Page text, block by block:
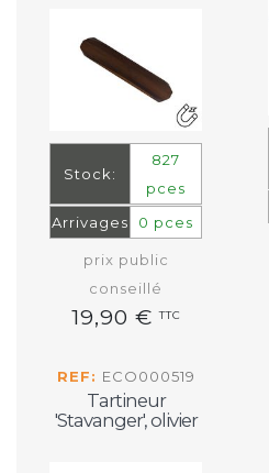
Stock:
827
pces
Arrivages
0 pces
prix public
conseillé
19,90 €TTC
REF: ECO000519
Tartineur
'Stavanger', olivier